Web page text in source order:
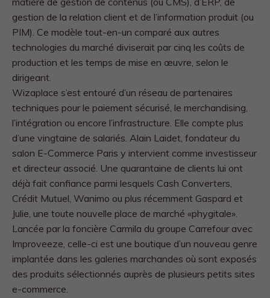
gestion de la relation client et de l’information produit (ou
PIM). Ce modèle tout-en-un comparé aux autres
technologies du marché diviserait par cinq les coûts de
production et les temps de mise en œuvre, selon le
dirigeant.
Wizaplace s’est entouré d’un réseau de partenaires
techniques pour le paiement sécurisé, le merchandising,
l’intégration ou encore l’infrastructure. Elle compte plus
d’une vingtaine de salariés. Alain Laidet, fondateur du
salon E-Commerce Paris y intervient comme investisseur
et directeur associé. Une quarantaine de clients lui ont
déjà fait confiance parmi lesquels Cash Converters,
Crédit Mutuel, Wanimo ou plus récemment Gaspard et
Julie, une toute nouvelle place de marché «phygitale».
Lancée par la foncière Carmila du groupe Carrefour avec
Improveeze, celle-ci est une boutique d’un nouveau genre
implantée dans les galeries marchandes où sont exposés
des produits sélectionnés auprès de plusieurs petits sites
e-commerce.